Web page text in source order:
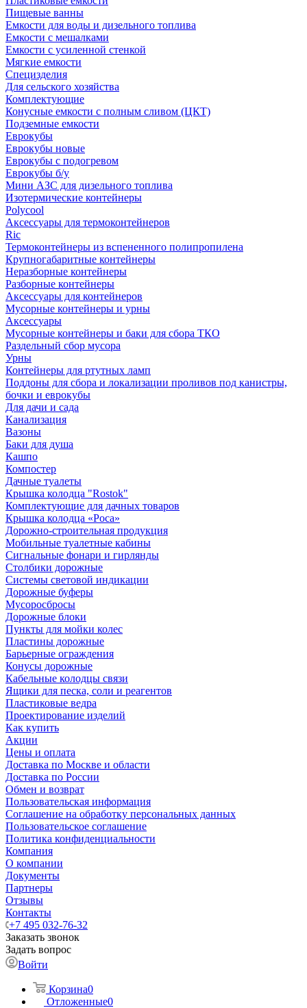
Пищевые ванны
Емкости для воды и дизельного топлива
Емкости с мешалками
Емкости с усиленной стенкой
Мягкие емкости
Специзделия
Для сельского хозяйства
Комплектующие
Конусные емкости с полным сливом (ЦКТ)
Подземные емкости
Еврокубы
Еврокубы новые
Еврокубы с подогревом
Еврокубы б/у
Мини АЗС для дизельного топлива
Изотермические контейнеры
Polycool
Аксессуары для термоконтейнеров
Ric
Термоконтейнеры из вспененного полипропилена
Крупногабаритные контейнеры
Неразборные контейнеры
Разборные контейнеры
Аксессуары для контейнеров
Мусорные контейнеры и урны
Аксессуары
Мусорные контейнеры и баки для сбора ТКО
Раздельный сбор мусора
Урны
Контейнеры для ртутных ламп
Поддоны для сбора и локализации проливов под канистры,
бочки и еврокубы
Для дачи и сада
Канализация
Вазоны
Баки для душа
Кашпо
Компостер
Дачные туалеты
Крышка колодца "Rostok"
Комплектующие для дачных товаров
Крышка колодца «Роса»
Дорожно-строительная продукция
Мобильные туалетные кабины
Сигнальные фонари и гирлянды
Столбики дорожные
Системы световой индикации
Дорожные буферы
Мусоросбросы
Дорожные блоки
Пункты для мойки колес
Пластины дорожные
Барьерные ограждения
Конусы дорожные
Кабельные колодцы связи
Ящики для песка, соли и реагентов
Пластиковые ведра
Проектирование изделий
Как купить
Акции
Цены и оплата
Доставка по Москве и области
Доставка по России
Обмен и возврат
Пользовательская информация
Соглашение на обработку персональных данных
Пользовательское соглашение
Политика конфиденциальности
Компания
О компании
Документы
Партнеры
Отзывы
Контакты
+7 495 032-76-32
Заказать звонок
Задать вопрос
Войти
Корзина0
Отложенные0